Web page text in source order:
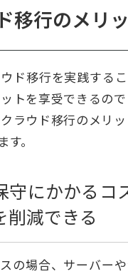
移行のメリ
ド移行を実践する
トを享受できるの
ラウド移行のメリ
。
守にかかるコ
削減できる
の場合、サーバー